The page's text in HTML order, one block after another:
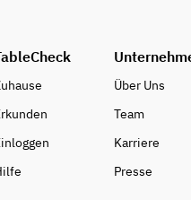
Über Uns
Team
Karriere
Presse